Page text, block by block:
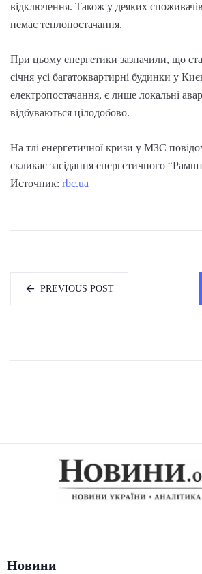
відключення. Також у деяких
немає теплопостачання.
При цьому енергетики зазначили, що
січня усі багатоквартирні будинки у
електропостачання, є лише локальні
відбуваються цілодобово.
На тлі енергетичної кризи у МЗС
скликає засідання енергетичного
Источник: rbc.ua
PREVIOUS POST
Новини